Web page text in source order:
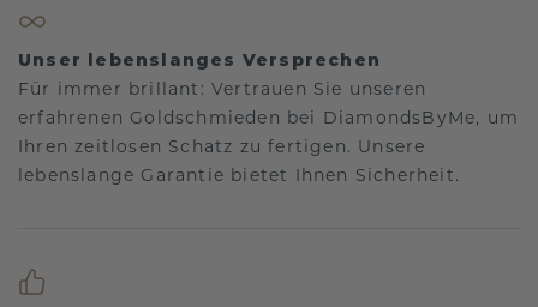
Unser lebenslanges Versprechen
Für immer brillant: Vertrauen Sie unseren
erfahrenen Goldschmieden bei DiamondsByMe, um
Ihren zeitlosen Schatz zu fertigen. Unsere
lebenslange Garantie bietet Ihnen Sicherheit.